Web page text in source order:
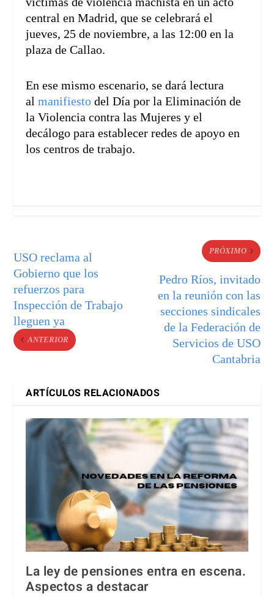
central en Madrid, que se celebrará el
jueves, 25 de noviembre, a las 12:00 en la
plaza de Callao.
En ese mismo escenario, se dará lectura
almanifiesto del Día por la Eliminación de
la Violencia contra las Mujeres y el
decálogo para establecer redes de apoyo en
los centros de trabajo.
USO reclama al
Gobierno que los
refuerzos para
Inspección de Trabajo
lleguen ya
ANTERIOR
PRÓXIMO
Pedro Ríos, invitado
en la reunión con las
secciones sindicales
de la Federación de
Servicios de USO
Cantabria
ARTÍCULOS RELACIONADOS
La ley de pensiones entra en escena.
Aspectos a destacar